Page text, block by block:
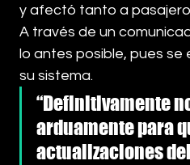
y afectó tanto a
A través de un
lo antes posible, pues
su sistema.
“Definitivamente
arduamente para
actualizaciones